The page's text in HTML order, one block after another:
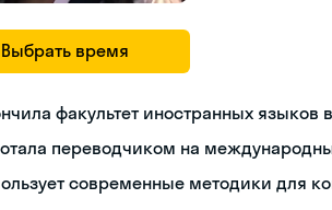
Выбрать время
факультет иностранных языков в
переводчиком на
современные методики для